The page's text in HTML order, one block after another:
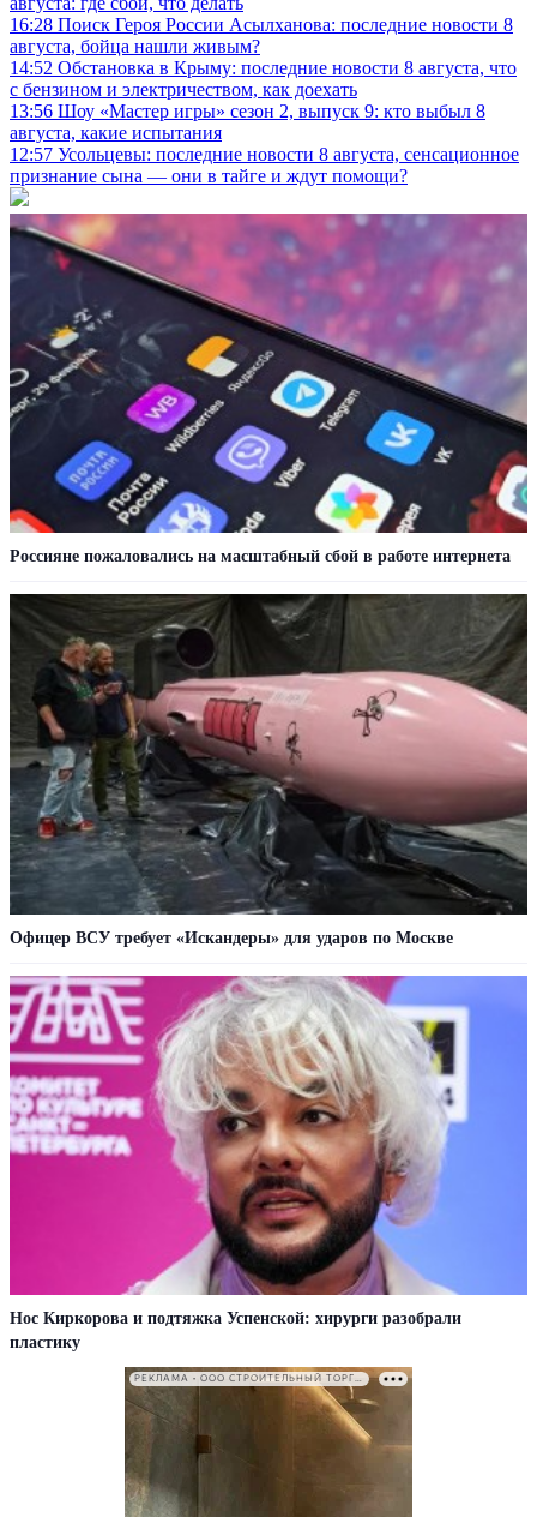
16:28 Поиск Героя России Асылханова: последние новости 8
августа, бойца нашли живым?
14:52 Обстановка в Крыму: последние новости 8 августа, что
с бензином и электричеством, как доехать
13:56 Шоу «Мастер игры» сезон 2, выпуск 9: кто выбыл 8
августа, какие испытания
12:57 Усольцевы: последние новости 8 августа, сенсационное
признание сына — они в тайге и ждут помощи?
Россияне пожаловались на масштабный сбой в работе интернета
Офицер ВСУ требует «Искандеры» для ударов по Москве
Нос Киркорова и подтяжка Успенской: хирурги разобрали
пластику
РЕКЛАМА • ООО СТРОИТЕЛЬНЫЙ ТОРГОВЫЙ ДОМ «ПЕТРОВИЧ». ИНН: 7802348846